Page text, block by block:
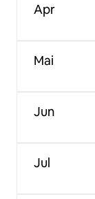
Apr
Mai
Jun
Jul